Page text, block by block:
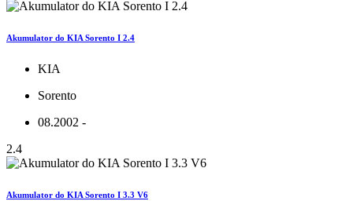
Akumulator do KIA Sorento I 2.4
KIA
Sorento
08.2002 -
2.4
Akumulator do KIA Sorento I 3.3 V6